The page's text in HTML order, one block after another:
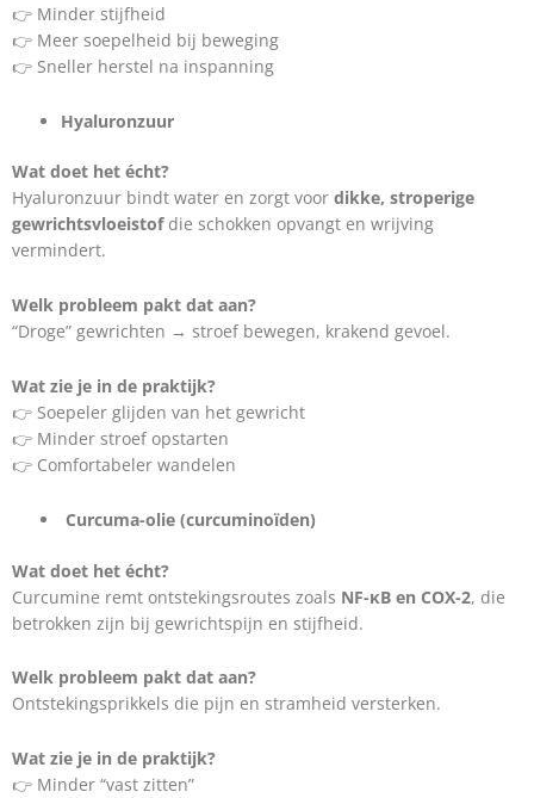
👉 Minder stijfheid
👉 Meer soepelheid bij beweging
👉 Sneller herstel na inspanning
Hyaluronzuur
Wat doet het écht?
Hyaluronzuur bindt water en zorgt voor dikke, stroperige
gewrichtsvloeistofdie schokken opvangt en wrijving
vermindert.
Welk probleem pakt dat aan?
“Droge” gewrichten → stroef bewegen, krakend gevoel.
Wat zie je in de praktijk?
👉 Soepeler glijden van het gewricht
👉 Minder stroef opstarten
👉 Comfortabeler wandelen
Curcuma-olie (curcuminoïden)
Wat doet het écht?
Curcumine remt ontstekingsroutes zoals NF-κB en COX-2, die
betrokken zijn bij gewrichtspijn en stijfheid.
Welk probleem pakt dat aan?
Ontstekingsprikkels die pijn en stramheid versterken.
Wat zie je in de praktijk?
👉 Minder “vast zitten”